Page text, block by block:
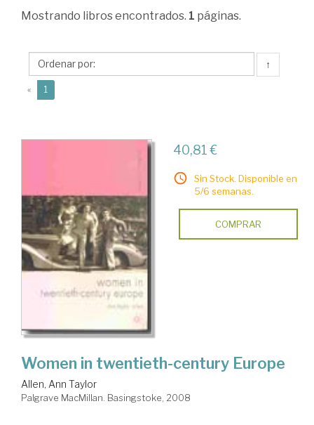
Allen,
Taylor
Mostrando libros encontrados. 1 páginas.
↑
« 1
40,81 €
Sin Stock. Disponible en
5/6 semanas.
COMPRAR
Women in twentieth-century Europe
Allen, Ann Taylor
Palgrave MacMillan. Basingstoke, 2008